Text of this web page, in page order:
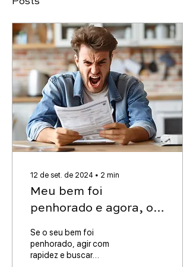
12 de set. de 2024 ∙ 2 min
Meu bem foi
penhorado e agora, o
Se o seu bem foi
penhorado, agir com
rapidez e buscar